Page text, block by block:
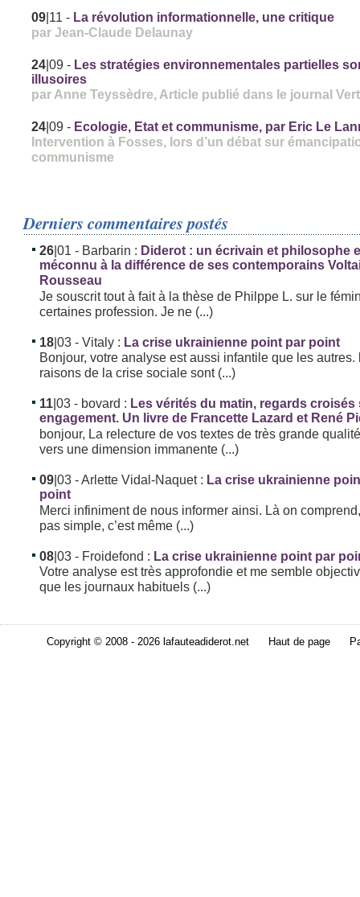
09 |11 - La révolution informationnelle, une critique
par Jean-Claude Delaunay
24 |09 - Les stratégies environnementales partielles
illusoires
par Anne Teyssèdre, Article publié dans le journal
24 |09 - Ecologie, Etat et communisme, par Eric Le
Intervention à Fosses, lors d’un débat sur
communisme
Derniers commentaires postés
26|01 - Barbarin : Diderot : un écrivain et philosophe
méconnu à la différence de ses contemporains
Rousseau
Je souscrit tout à fait à la thèse de Philppe L. sur le
certaines profession. Je ne (...)
18|03 - Vitaly : La crise ukrainienne point par point
Bonjour, votre analyse est aussi infantile que les autres.
raisons de la crise sociale sont (...)
11|03 - bovard : Les vérités du matin, regards croisés
engagement. Un livre de Francette Lazard et René
bonjour, La relecture de vos textes de très grande
vers une dimension immanente (...)
09|03 - Arlette Vidal-Naquet : La crise ukrainienne
point
Merci infiniment de nous informer ainsi. Là on
pas simple, c’est même (...)
08|03 - Froidefond : La crise ukrainienne point par
Votre analyse est très approfondie et me semble
que les journaux habituels (...)
Copyright © 2008 - 2026 lafauteadiderot.net Haut de page